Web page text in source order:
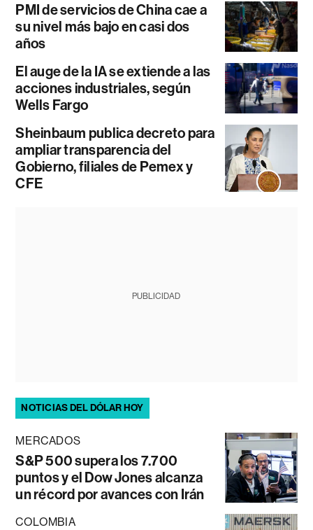
PMI de servicios de China cae a
su nivel más bajo en casi dos
años
El auge de la IA se extiende a las
acciones industriales, según
Wells Fargo
Sheinbaum publica decreto para
ampliar transparencia del
Gobierno, filiales de Pemex y
CFE
PUBLICIDAD
NOTICIAS DEL DÓLAR HOY
MERCADOS
S&P 500 supera los 7.700
puntos y el Dow Jones alcanza
un récord por avances con Irán
COLOMBIA